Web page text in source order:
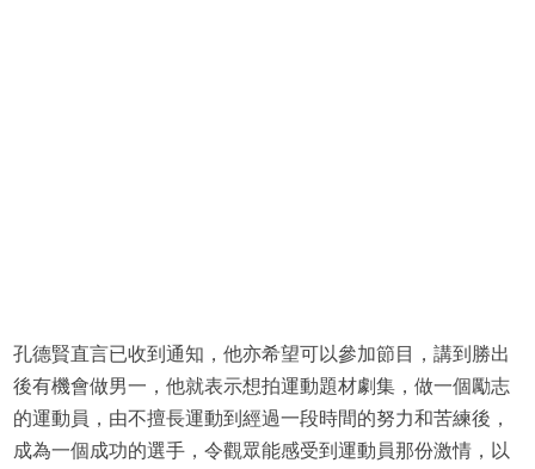
孔德賢直言已收到通知，他亦希望可以參加節目，講到勝出
後有機會做男一，他就表示想拍運動題材劇集，做一個勵志
的運動員，由不擅長運動到經過一段時間的努力和苦練後，
成為一個成功的選手，令觀眾能感受到運動員那份激情，以